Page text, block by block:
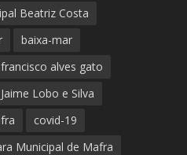
Beatriz Costa
baixa-mar
alves gato
Lobo e Silva
covid-19
Municipal de Mafra